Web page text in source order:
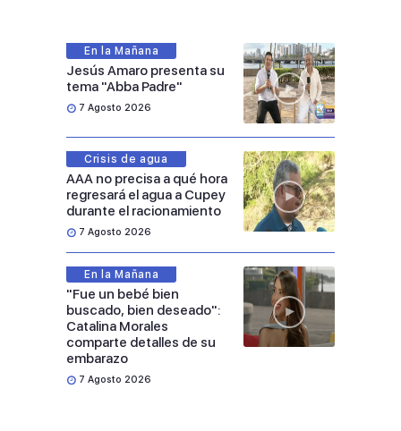
En la Mañana
Jesús Amaro presenta su
tema "Abba Padre"
7 Agosto 2026
Crisis de agua
AAA no precisa a qué hora
regresará el agua a Cupey
durante el racionamiento
7 Agosto 2026
En la Mañana
"Fue un bebé bien
buscado, bien deseado":
Catalina Morales
comparte detalles de su
embarazo
7 Agosto 2026